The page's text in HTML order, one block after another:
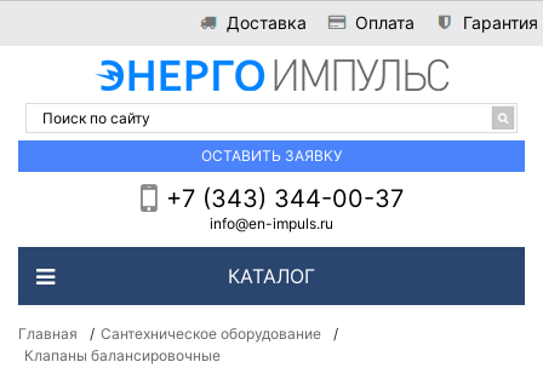
Доставка Оплата Гарантия
ОСТАВИТЬ ЗАЯВКУ
+7 (343) 344-00-37
info@en-impuls.ru
КАТАЛОГ
Главная / Сантехническое оборудование
/
Клапаны балансировочные